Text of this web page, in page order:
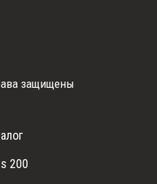
защищены
200